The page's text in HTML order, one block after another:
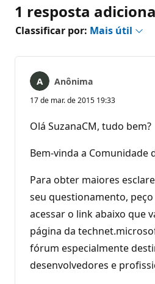
1 resposta
Classificar por: Mais útil
Anônima
17 de mar. de 2015 19:33
Olá SuzanaCM, tudo bem?
Bem-vinda a Comunidade
Para obter maiores
seu questionamento,
acessar o link abaixo que
página da
fórum especialmente
desenvolvedores e